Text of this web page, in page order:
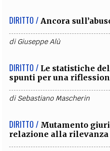
DIRITTO / Ancora
diGiuseppe Alù
DIRITTO / Le statistiche
spunti per una
diSebastiano Mascherin
DIRITTO / Mutamento
relazione alla